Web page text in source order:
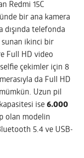
Redmi 15C
bir ana kamera
dışında telefonda
sunan ikinci bir
Full HD video
çekimler için 8
da Full HD
Uzun pil
ise6.000
olan modelin
5.4 ve USB-